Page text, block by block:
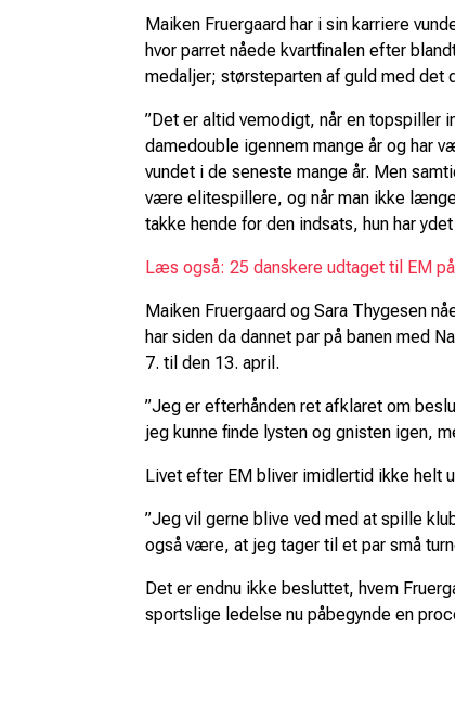
Maiken Fruergaard har i sin karriere
hvor parret nåede kvartfinalen efter
medaljer; størsteparten af guld med det
”Det er altid vemodigt, når en topspiller
damedouble igennem mange år og har
vundet i de seneste mange år. Men
være elitespillere, og når man ikke
takke hende for den indsats, hun har
Læs også: 25 danskere udtaget til EM
Maiken Fruergaard og Sara Thygesen
har siden da dannet par på banen med
7. til den 13. april.
”Jeg er efterhånden ret afklaret om
jeg kunne finde lysten og gnisten igen,
Livet efter EM bliver imidlertid ikke helt
”Jeg vil gerne blive ved med at spille
også være, at jeg tager til et par små
Det er endnu ikke besluttet, hvem
sportslige ledelse nu påbegynde en